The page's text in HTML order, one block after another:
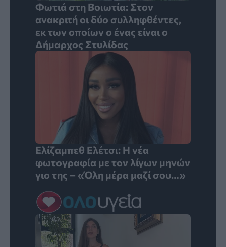
Φωτιά στη Βοιωτία: Στον
ανακριτή οι δύο συλληφθέντες,
εκ των οποίων ο ένας είναι ο
Δήμαρχος Στυλίδας
Ελίζαμπεθ Ελέτσι: Η νέα
φωτογραφία με τον λίγων μηνών
γιο της – «Όλη μέρα μαζί σου…»